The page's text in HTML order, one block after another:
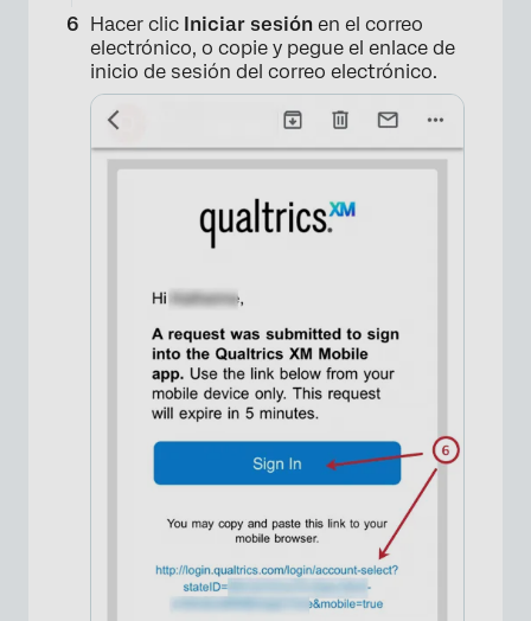
×
Hacer clic Iniciar sesión en el correo
electrónico, o copie y pegue el enlace de
inicio de sesión del correo electrónico.